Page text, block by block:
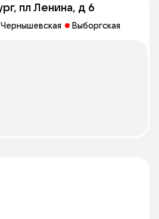
пл Ленина, д 6
Чернышевская Выборгская